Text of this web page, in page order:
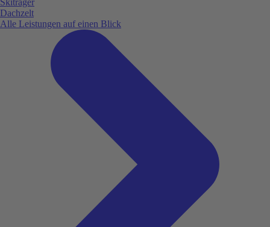
Dachzelt
Alle Leistungen auf einen Blick